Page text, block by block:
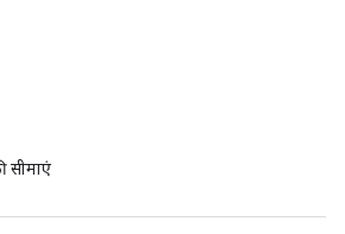
सीमाएं